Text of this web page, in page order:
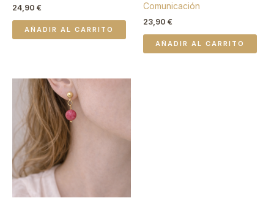
24,90 €
AÑADIR AL CARRITO
Comunicación
23,90 €
AÑADIR AL CARRITO